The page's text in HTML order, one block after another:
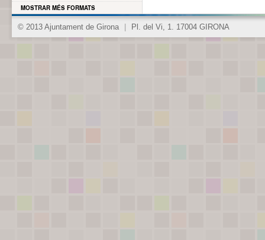
MOSTRAR MÉS FORMATS
© 2013 Ajuntament de Girona Pl. del Vi, 1. 17004 GIRONA